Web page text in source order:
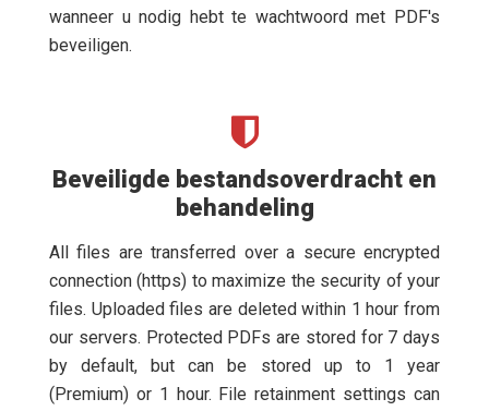
wanneer u nodig hebt te wachtwoord met PDF's
beveiligen.
Beveiligde bestandsoverdracht en
behandeling
All files are transferred over a secure encrypted
connection (https) to maximize the security of your
files. Uploaded files are deleted within 1 hour from
our servers. Protected PDFs are stored for 7 days
by default, but can be stored up to 1 year
(Premium) or 1 hour. File retainment settings can